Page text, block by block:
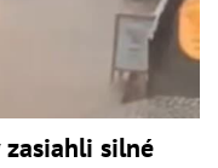
zasiahli silné